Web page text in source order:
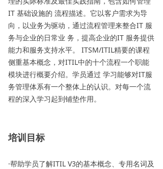
IT 基础设施的 流程描述。它以客户需求为导
向，以业务为驱动，通过流程管理来整合IT 服
务与企业的日常业 务，提高企业的IT 服务提供
能力和服务支持水平。 ITSM/ITIL精要的课程
侧重基本概念，对ITIL中的十个流程一个职能
模块进行概要介绍。学员通过 学习能够对IT服
务管理体系有一个整体上的认识。对每一个流
程的深入学习起到铺垫作用。
培训目标
·帮助学员了解ITIL V3的基本概念、专用名词及